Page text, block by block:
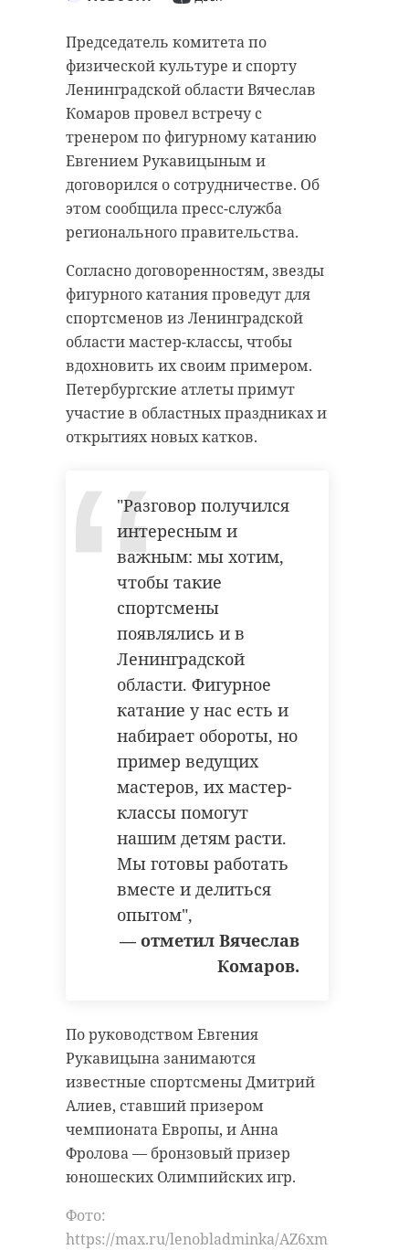
Председатель комитета по
физической культуре и спорту
Ленинградской области Вячеслав
Комаров провел встречу с
тренером по фигурному катанию
Евгением Рукавицыным и
договорился о сотрудничестве. Об
этом сообщила пресс-служба
регионального правительства.
Согласно договоренностям, звезды
фигурного катания проведут для
спортсменов из Ленинградской
области мастер-классы, чтобы
вдохновить их своим примером.
Петербургские атлеты примут
участие в областных праздниках и
открытиях новых катков.
"Разговор получился
интересным и
важным: мы хотим,
чтобы такие
спортсмены
появлялись и в
Ленинградской
области. Фигурное
катание у нас есть и
набирает обороты, но
пример ведущих
мастеров, их мастер-
классы помогут
нашим детям расти.
Мы готовы работать
вместе и делиться
опытом",
— отметил Вячеслав
Комаров.
По руководством Евгения
Рукавицына занимаются
известные спортсмены Дмитрий
Алиев, ставший призером
чемпионата Европы, и Анна
Фролова — бронзовый призер
юношеских Олимпийских игр.
Фото:
https://max.ru/lenobladminka/AZ6xmPmeXY0